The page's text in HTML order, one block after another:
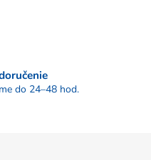
do 24–48 hod.